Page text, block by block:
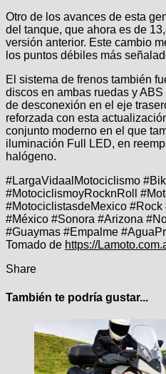
Otro de los avances de esta
del tanque, que ahora es de
versión anterior. Este cambio
los puntos débiles más
El sistema de frenos también
discos en ambas ruedas y
de desconexión en el eje
reforzada con esta
conjunto moderno en el que
iluminación Full LED, en
halógeno.
#LargaVidaalMotociclismo
#MotociclismoyRocknRoll
#MotociclistasdeMexico
#México #Sonora #Arizona
#Guaymas #Empalme
Tomado de https://
Share
También te podría gustar...